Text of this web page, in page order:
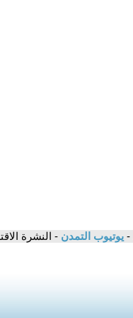
- يوتيوب التمدن - النشرة